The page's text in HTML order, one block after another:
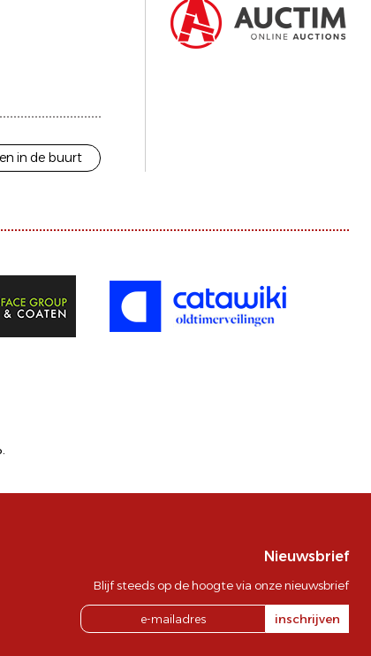
in de buurt
Nieuwsbrief
Blijf steeds op de hoogte via onze nieuwsbrief
inschrijven